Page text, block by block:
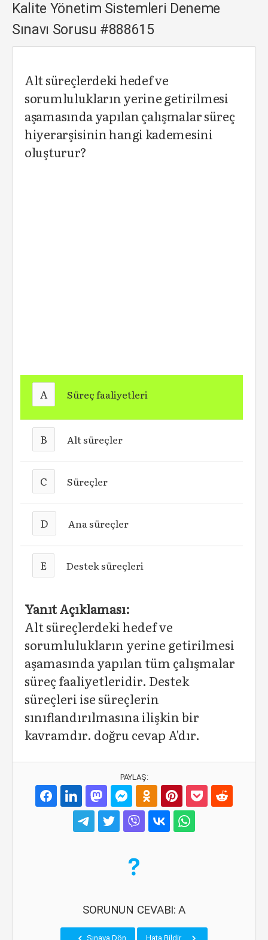
Kalite Yönetim Sistemleri Deneme
Sınavı Sorusu #888615
Alt süreçlerdeki hedef ve
sorumlulukların yerine getirilmesi
aşamasında yapılan çalışmalar süreç
hiyerarşisinin hangi kademesini
oluşturur?
A Süreç faaliyetleri
B Alt süreçler
C Süreçler
D Ana süreçler
E Destek süreçleri
Yanıt Açıklaması:
Alt süreçlerdeki hedef ve
sorumlulukların yerine getirilmesi
aşamasında yapılan tüm çalışmalar
süreç faaliyetleridir. Destek
süreçleri ise süreçlerin
sınıflandırılmasına ilişkin bir
kavramdır. doğru cevap A'dır.
PAYLAŞ:
SORUNUN CEVABI: A
Sınava Dön Hata Bildir